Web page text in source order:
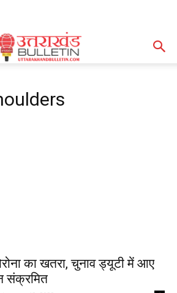
का खतरा, चुनाव ड्यूटी में आए
संक्रमित